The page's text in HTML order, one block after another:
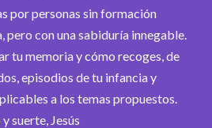
por personas sin formación
pero con una sabiduría innegable.
tu memoria y cómo recoges, de
episodios de tu infancia y
a los temas propuestos.
suerte, Jesús